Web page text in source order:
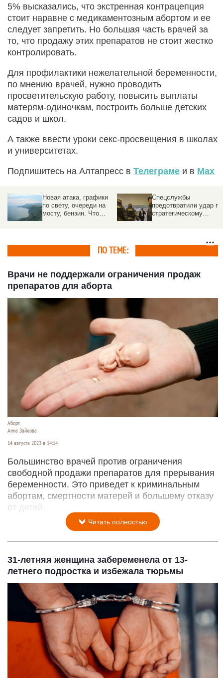
5% высказались, что экстренная контрацепция
стоит наравне с медикаментозным абортом и ее
следует запретить. Но большая часть врачей за
то, что продажу этих препаратов не стоит жестко
контролировать.
Для профилактики нежелательной беременности,
по мнению врачей, нужно проводить
просветительскую работу, повысить выплаты
матерям-одиночкам, построить больше детских
садов и школ.
А также ввести уроки секс-просвещения в школах
и университетах.
Подпишитесь на Алтапресс в Телеграме и в Max
Спецслужбы
предотвратили удар по
стратегическому
Пешеходный мост с
детьми обрушился в
российской бухте
ПО ТЕМЕ:
Врачи не поддержали ограничения продаж
препаратов для аборта
Аборт.
Анна Зайкова
14 августа 2023 в 14:14
Большинство врачей против ограничения
свободной продажи препаратов для прерывания
беременности. Это приведет к криминальным
абортам, смертности матерей и большему отказу
от детей.
Читать полностью
31-летняя женщина забеременела от 13-
летнего подростка и избежала тюрьмы